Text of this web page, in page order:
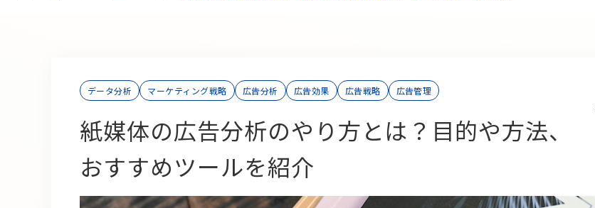
データ分析 マーケティング戦略 広告分析 広告効果 広告戦略 広告管理
紙媒体の広告分析のやり方とは？目的や方法、
おすすめツールを紹介